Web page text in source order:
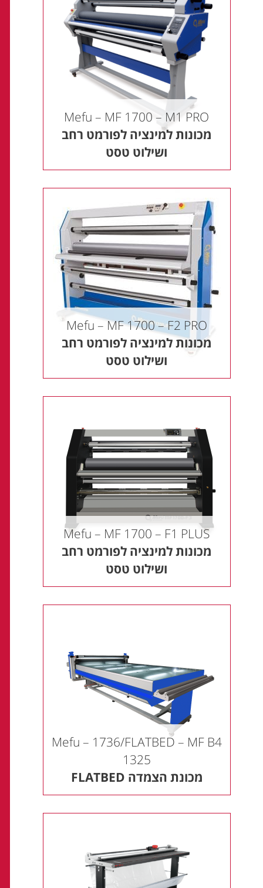
Mefu – MF 1700 – M1 PRO
מכונות למינציה לפורמט רחב
ושילוט טסט
Mefu – MF 1700 – F2 PRO
מכונות למינציה לפורמט רחב
ושילוט טסט
Mefu – MF 1700 – F1 PLUS
מכונות למינציה לפורמט רחב
ושילוט טסט
Mefu – 1736/FLATBED – MF B4
1325
מכונת הצמדה FLATBED